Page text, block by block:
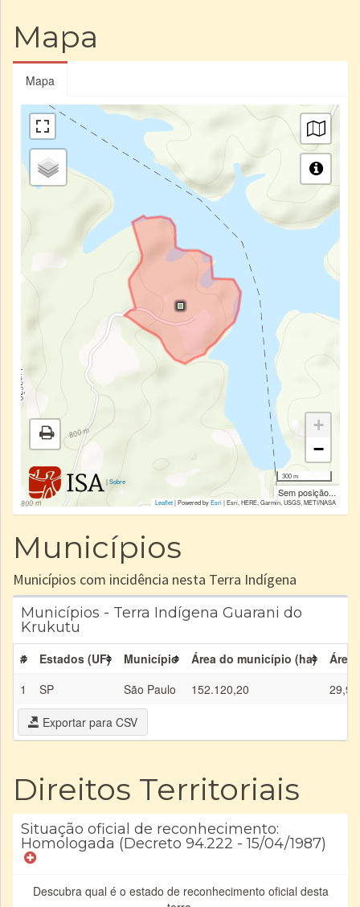
Mapa
Mapa
|Sobre
+
−
300 m
Sem posição...
Leaflet| Powered byEsri|Esri, HERE, Garmin, USGS, METI/NASA
Municípios
Municípios com incidência nesta Terra Indígena
Municípios - Terra Indígena Guarani do
Krukutu
# Estados (UF) Município Área do município (ha)
Área
1
SP São Paulo 152.120,20 29,91
Exportar para CSV
Direitos Territoriais
Situação oficial de reconhecimento:
Homologada (Decreto 94.222 - 15/04/1987)
Descubra qual é o estado de reconhecimento oficial desta